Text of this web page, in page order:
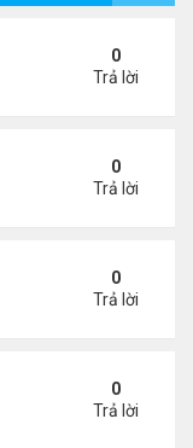
22
0
Trả lời
1/28/22
0
Trả lời
22
0
Trả lời
1/21/22
0
Trả lời